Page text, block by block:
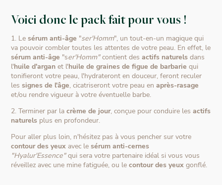
Voici donc le pack fait pour vous !
1. Le sérum anti-âge "ser'Homm", un tout-en-un magique qui
va pouvoir combler toutes les attentes de votre peau. En effet, le
sérum anti-âge "ser'Homm"contient desactifs naturels dans
l'huile d'argan et l'huile de graines de figue de barbarie qui
tonifieront votre peau, l'hydrateront en douceur, feront reculer
les signes de l'âge, cicatriseront votre peau enaprès-rasage
et/ou rendre vigueur à votre éventuelle barbe.
2. Terminer par la crème de jour, conçue pour conduire lesactifs
naturels plus en profondeur.
Pour aller plus loin, n'hésitez pas à vous pencher sur votre
contour des yeux avec lesérum anti-cernes
"Hyalur'Essence"qui sera votre partenaire idéal si vous vous
réveillez avec une mine fatiguée, ou lecontour des yeux gonflé.